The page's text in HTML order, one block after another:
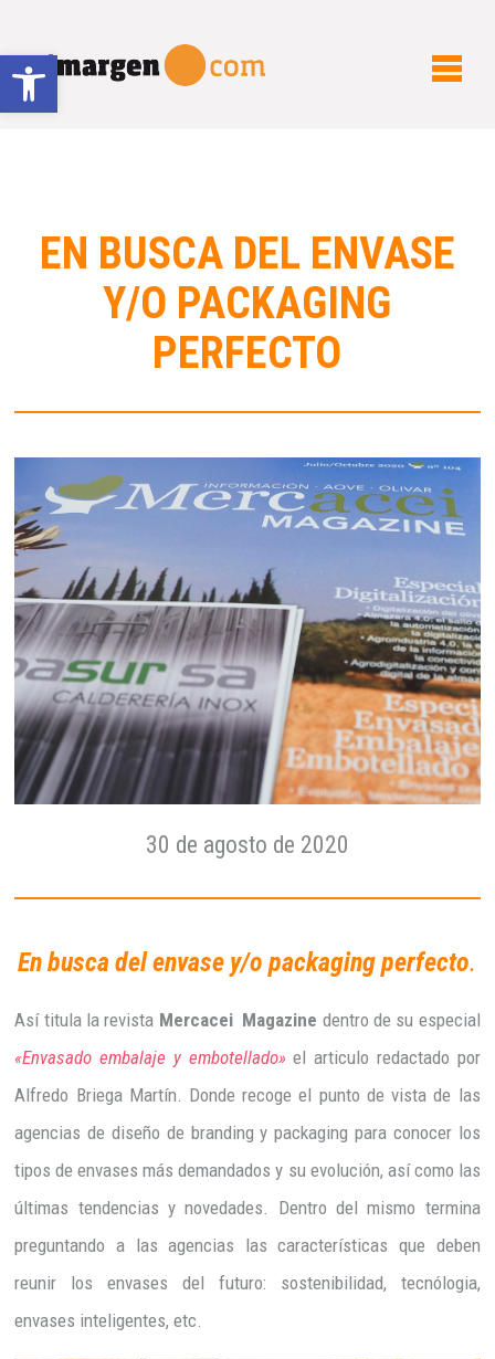
Abrir barra de herramientas
EN BUSCA DEL ENVASE
Y/O PACKAGING
PERFECTO
30 de agosto de 2020
En busca del envase y/o packaging perfecto.
Así titula la revista Mercacei Magazine dentro de su especial
«Envasado embalaje y embotellado» el articulo redactado por
Alfredo Briega Martín. Donde recoge el punto de vista de las
agencias de diseño de branding y packaging para conocer los
tipos de envases más demandados y su evolución, así como las
últimas tendencias y novedades. Dentro del mismo termina
preguntando a las agencias las características que deben
reunir los envases del futuro: sostenibilidad, tecnólogia,
envases inteligentes, etc.